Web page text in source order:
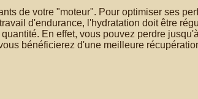
de votre "moteur". Pour optimiser ses
d'endurance, l'hydratation doit être
En effet, vous pouvez perdre
bénéficierez d'une meilleure